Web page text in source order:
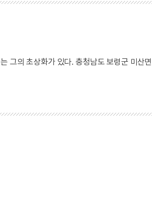
그의 초상화가 있다. 충청남도 보령군 미산